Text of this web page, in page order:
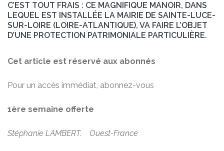
C’EST TOUT FRAIS : CE MAGNIFIQUE MANOIR, DANS
LEQUEL EST INSTALLÉE LA MAIRIE DE SAINTE-LUCE-
SUR-LOIRE (LOIRE-ATLANTIQUE), VA FAIRE L’OBJET
D’UNE PROTECTION PATRIMONIALE PARTICULIÈRE.
Cet article est réservé aux abonnés
Pour un accès immédiat, abonnez-vous
1ère semaine offerte
Stéphanie LAMBERT. Ouest-France